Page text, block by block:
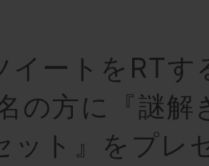
イートをRTす
の方に『謎解
ット』をプレ